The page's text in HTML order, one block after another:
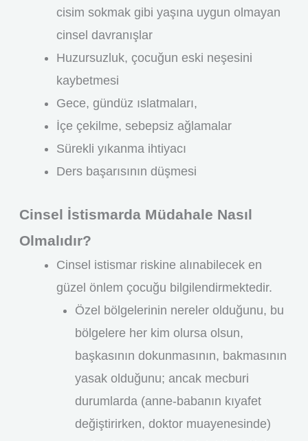
cisim sokmak gibi yaşına uygun olmayan
cinsel davranışlar
Huzursuzluk, çocuğun eski neşesini
kaybetmesi
Gece, gündüz ıslatmaları,
İçe çekilme, sebepsiz ağlamalar
Sürekli yıkanma ihtiyacı
Ders başarısının düşmesi
Cinsel İstismarda Müdahale Nasıl
Olmalıdır?
Cinsel istismar riskine alınabilecek en
güzel önlem çocuğu bilgilendirmektedir.
Özel bölgelerinin nereler olduğunu, bu
bölgelere her kim olursa olsun,
başkasının dokunmasının, bakmasının
yasak olduğunu; ancak mecburi
durumlarda (anne-babanın kıyafet
değiştirirken, doktor muayenesinde)